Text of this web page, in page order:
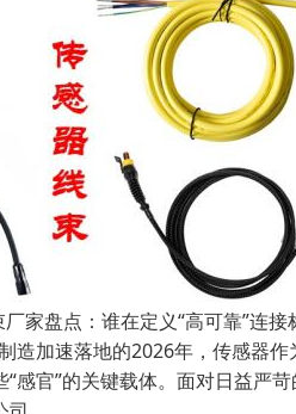
家盘点：谁在定义“高可靠”连接
加速落地的2026年，传感器作
“感官”的关键载体。面对日益